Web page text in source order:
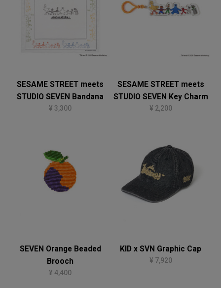
SESAME STREET meets
STUDIO SEVEN Bandana
¥ 3,300
SESAME STREET meets
STUDIO SEVEN Key Charm
¥ 2,200
SEVEN Orange Beaded
Brooch
¥ 4,400
KID x SVN Graphic Cap
¥ 7,920